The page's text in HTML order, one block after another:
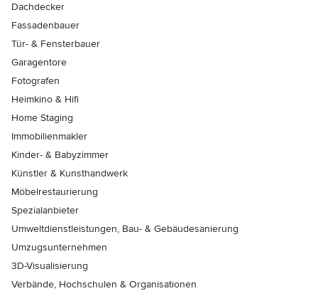
Dachdecker
Fassadenbauer
Tür- & Fensterbauer
Garagentore
Fotografen
Heimkino & Hifi
Home Staging
Immobilienmakler
Kinder- & Babyzimmer
Künstler & Kunsthandwerk
Möbelrestaurierung
Spezialanbieter
Umweltdienstleistungen, Bau- & Gebäudesanierung
Umzugsunternehmen
3D-Visualisierung
Verbände, Hochschulen & Organisationen